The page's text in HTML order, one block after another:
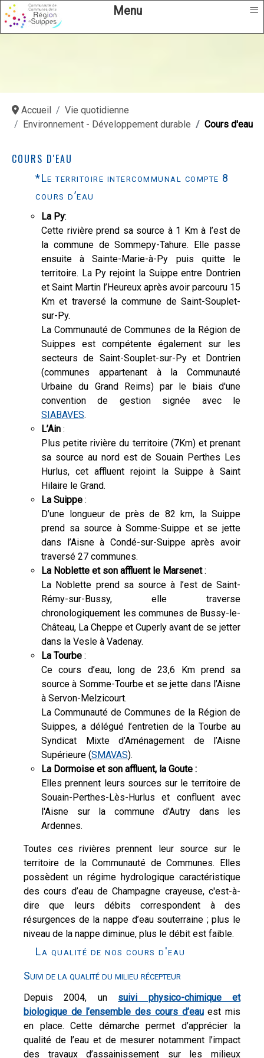
Menu ≡
Accueil
Vie quotidienne
Environnement - Développement durable
Cours d'eau
COURS D'EAU
*Le territoire intercommunal compte 8
cours d’eau
La Py:
Cette rivière prend sa source à 1 Km à l’est de
la commune de Sommepy-Tahure. Elle passe
ensuite à Sainte-Marie-à-Py puis quitte le
territoire. La Py rejoint la Suippe entre Dontrien
et Saint Martin l’Heureux après avoir parcouru 15
Km et traversé la commune de Saint-Souplet-
sur-Py.
La Communauté de Communes de la Région de
Suippes est compétente également sur les
secteurs de Saint-Souplet-sur-Py et Dontrien
(communes appartenant à la Communauté
Urbaine du Grand Reims) par le biais d'une
convention de gestion signée avec le
SIABAVES.
L’Ain :
Plus petite rivière du territoire (7Km) et prenant
sa source au nord est de Souain Perthes Les
Hurlus, cet affluent rejoint la Suippe à Saint
Hilaire le Grand.
La Suippe :
D’une longueur de près de 82 km, la Suippe
prend sa source à Somme-Suippe et se jette
dans l’Aisne à Condé-sur-Suippe après avoir
traversé 27 communes.
La Noblette et son affluent le Marsenet:
La Noblette prend sa source à l’est de Saint-
Rémy-sur-Bussy, elle traverse
chronologiquement les communes de Bussy-le-
Château, La Cheppe et Cuperly avant de se jetter
dans la Vesle à Vadenay.
La Tourbe :
Ce cours d’eau, long de 23,6 Km prend sa
source à Somme-Tourbe et se jette dans l’Aisne
à Servon-Melzicourt.
La Communauté de Communes de la Région de
Suippes, a délégué l’entretien de la Tourbe au
Syndicat Mixte d’Aménagement de l’Aisne
Supérieure (SMAVAS).
La Dormoise et son affluent, la Goute :
Elles prennent leurs sources sur le territoire de
Souain-Perthes-Lès-Hurlus et confluent avec
l'Aisne sur la commune d'Autry dans les
Ardennes.
Toutes ces rivières prennent leur source sur le
territoire de la Communauté de Communes. Elles
possèdent un régime hydrologique caractéristique
des cours d’eau de Champagne crayeuse, c'est-à-
dire que leurs débits correspondent à des
résurgences de la nappe d’eau souterraine ; plus le
niveau de la nappe diminue, plus le débit est faible.
La qualité de nos cours d'eau
Suivi de la qualité du milieu récepteur
Depuis 2004, un suivi physico-chimique et
biologique de l’ensemble des cours d’eauest mis
en place. Cette démarche permet d’apprécier la
qualité de l’eau et de mesurer notamment l’impact
des travaux d’assainissement sur les milieux